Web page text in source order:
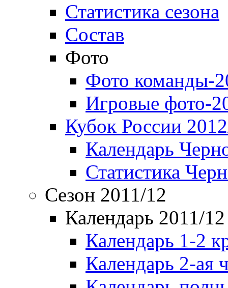
Статистика сезона
Состав
Фото
Фото команды-
Игровые фото-
Кубок России
Календарь
Статистика
Сезон 2011/12
Календарь 2011/12
Календарь 1-2
Календарь 2-ая